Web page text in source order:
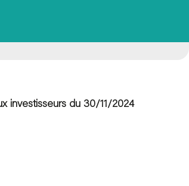
investisseurs du 30/11/2024